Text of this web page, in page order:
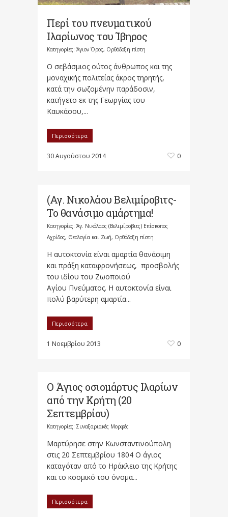
Περί του πνευματικού
Ιλαρίωνος του Ίβηρος
Κατηγορίες: Άγιον Όρος, Ορθόδοξη πίστη
Ο σεβάσμιος ούτος άνθρωπος και της
μοναχικής πολιτείας άκρος τηρητής,
κατά την σωζομένην παράδοσιν,
κατήγετο εκ της Γεωργίας του
Καυκάσου,...
Περισσότερα
30 Αυγούστου 2014 0
(Αγ. Νικολάου Βελιμίροβιτς-
Το θανάσιμο αμάρτημα!
Κατηγορίες: Άγ. Νικόλαος (Βελιμίροβιτς) Επίσκοπος
Αχρίδος, Θεολογία και Ζωή, Ορθόδοξη πίστη
Η αυτοκτονία είναι αμαρτία θανάσιμη
και πράξη καταφρονήσεως, προσβολής
του ιδίου του Ζωοποιού
Αγίου Πνεύματος. Η αυτοκτονία είναι
πολύ βαρύτερη αμαρτία...
Περισσότερα
1 Νοεμβρίου 2013 0
Ο Άγιος οσιομάρτυς Ιλαρίων
από την Κρήτη (20
Σεπτεμβρίου)
Κατηγορίες: Συναξαριακές Μορφές
Μαρτύρησε στην Κωνσταντινούπολη
στις 20 Σεπτεμβρίου 1804 Ο άγιος
καταγόταν από το Ηράκλειο της Κρήτης
και το κοσμικό του όνομα...
Περισσότερα